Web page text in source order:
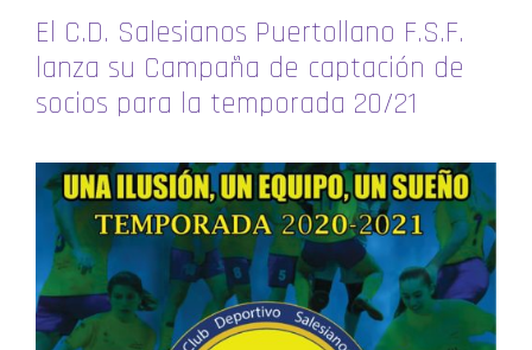
El C.D. Salesianos Puertollano F.S.F.
lanza su Campaña de captación de
socios para la temporada 20/21